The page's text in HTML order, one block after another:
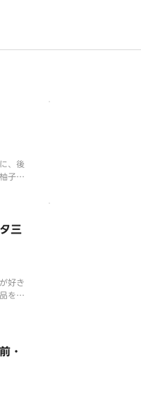
、後
子ふ
り
ふ
らす
三
好き
を揃
・
サ
１
・